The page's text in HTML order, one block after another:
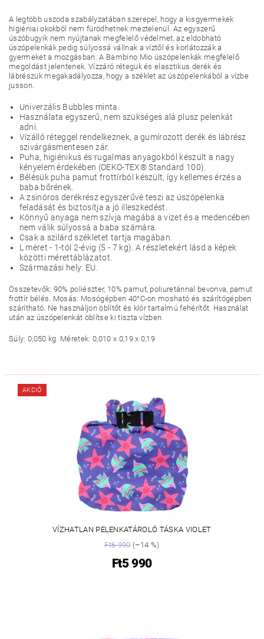
A legtöbb uszoda szabályzatában szerepel, hogy a kisgyermekek
higiéniai okokból nem fürödhetnek meztelenül. Az egyszerű
úszóbugyik nem nyújtanak megfelelő védelmet, az eldobható
úszópelenkák pedig súlyossá vállnak a víztől és korlátozzák a
gyermeket a mozgásban. A Bambino Mio úszópelenkák megfelelő
megoldást jelentenek. Vízzáró rétegük és elasztikus derék és
lábrészük megakadályozza, hogy a széklet az úszópelenkából a vízbe
jusson.
Univerzális Bubbles minta.
Használata egyszerű, nem szükséges alá plusz pelenkát
adni.
Vízálló réteggel rendelkeznek, a gumírozott derék és lábrész
szivárgásmentesen zár.
Puha, higiénikus és rugalmas anyagokból készült a nagy
kényelem érdekében (OEKO-TEX® Standard 100).
Bélésük puha pamut frottírból készült, így kellemes érzés a
baba bőrének.
A zsinóros derékrész egyszerűvé teszi az úszópelenka
feladását és biztosítja a jó illeszkedést.
Könnyű anyaga nem szívja magába a vizet és a medencében
nem válik súlyossá a baba számára.
Csak a szilárd székletet tartja magában.
L méret - 1-tól 2-évig (5 - 7 kg). A részletekért lásd a képek
közötti mérettáblázatot.
Származási hely: EU.
Összetevők: 90% poliészter, 10% pamut, poliuretánnal bevonva, pamut
frottír bélés. Mosás: Mosógépben 40°C-on mosható és szárítógépben
szárítható. Ne használjon öblítőt és klór tartalmú fehérítőt. Használat
után az úszópelenkát öblítse ki tiszta vízben.
Súly: 0,050 kg Méretek: 0,010 x 0,19 x 0,19
AKCIÓ
VÍZHATLAN PELENKATÁROLÓ TÁSKA VIOLET
Ft6 990(–14 %)
Ft5 990